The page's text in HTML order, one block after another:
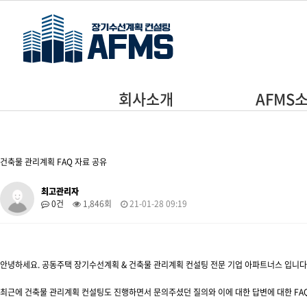
회사소개 AFMS
건축물 관리계획 FAQ 자료 공유
최고관리자
0건
1,846회 21-01-28 09:19
안녕하세요. 공동주택 장기수선계획 & 건축물 관리계획 컨설팅 전문 기업 아파트너스 입니
최근에 건축물 관리계획 컨설팅도 진행하면서 문의주셨던 질의와 이에 대한 답변에 대한